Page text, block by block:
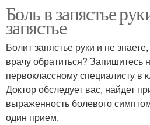
Боль в запястье
запястье
Болит запястье руки и не
врачу обратиться? Запишитесь
первоклассному специалисту в
Доктор обследует вас, найдет
выраженность болевого
один прием.